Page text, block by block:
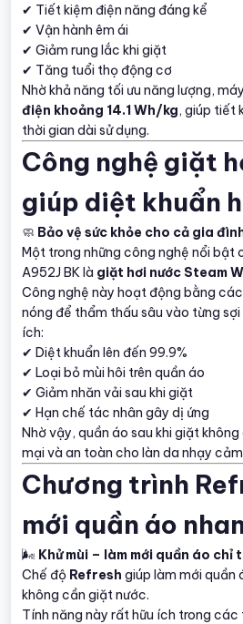
✔ Tiết kiệm điện năng đáng kể
✔ Vận hành êm ái
✔ Giảm rung lắc khi giặt
✔ Tăng tuổi thọ động cơ
Nhờ khả năng tối ưu năng lượng,
điện khoảng 14.1 Wh/kg, giúp tiết
thời gian dài sử dụng.
Công nghệ giặt
giúp diệt khuẩn
🧼 Bảo vệ sức khỏe cho cả gia
Một trong những công nghệ nổi bật
A952J BK là giặt hơi nước Steam
Công nghệ này hoạt động bằng
nóng để thẩm thấu sâu vào từng sợi
ích:
✔ Diệt khuẩn lên đến 99.9%
✔ Loại bỏ mùi hôi trên quần áo
✔ Giảm nhăn vải sau khi giặt
✔ Hạn chế tác nhân gây dị ứng
Nhờ vậy, quần áo sau khi giặt
mại và an toàn cho làn da nhạy
Chương trình
mới quần áo
🌬 Khử mùi – làm mới quần áo
Chế độ Refresh giúp làm mới quần
không cần giặt nước.
Tính năng này rất hữu ích trong các